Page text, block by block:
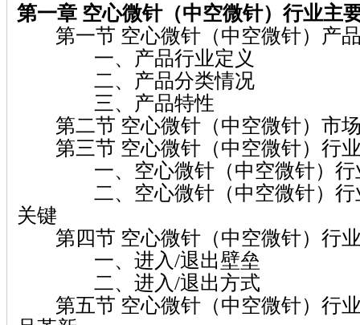
第一章 空心微针（中空微针）行业主
第一节 空心微针（中空微针）产
一、产品行业定义
二、产品分类情况
三、产品特性
第二节 空心微针（中空微针）市
第三节 空心微针（中空微针）行
一、空心微针（中空微针）行
二、空心微针（中空微针）行
关键
第四节 空心微针（中空微针）行
一、进入/退出壁垒
二、进入/退出方式
第五节 空心微针（中空微针）行